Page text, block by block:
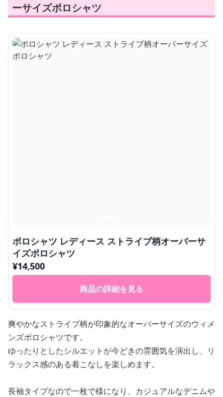
ーサイズポロシャツ
ポロシャツ レディース ストライプ柄オーバーサ
イズポロシャツ
¥14,500
商品の詳細を見る
爽やかなストライプ柄が印象的なオーバーサイズのウィメ
ンズポロシャツです。
ゆったりとしたシルエットが今どきの雰囲気を演出し、リ
ラックス感のある着こなしを楽しめます。
長袖タイプなので一枚で様になり、カジュアルなデニムや